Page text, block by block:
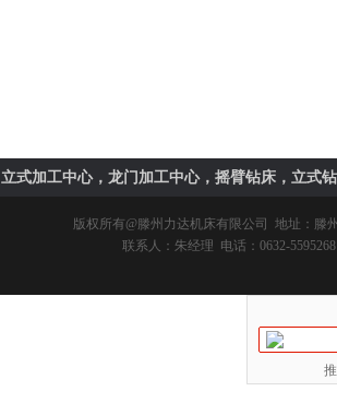
立式加工中心，龙门加工中心，摇臂钻床，立式
版权所有@滕州力达机床有限公司
地址：滕
联系人：朱经理 电话：0632-